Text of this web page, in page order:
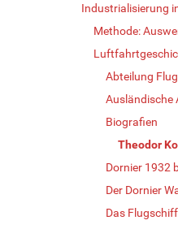
Industrialisierung
Methode:
Abteilung
Ausländische
Biografien
Theodor
Dornier 1932
Der Dornier
Das